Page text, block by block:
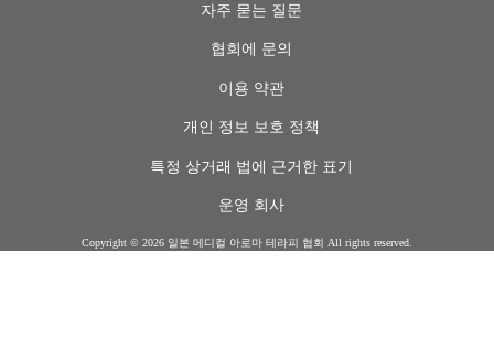
자주 묻는 질문
협회에 문의
이용 약관
개인 정보 보호 정책
특정 상거래 법에 근거한 표기
운영 회사
Copyright © 2026 일본 메디컬 아로마 테라피 협회 All rights reserved.